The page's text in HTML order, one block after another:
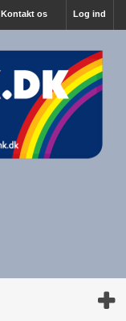
Log ind
Kontakt os